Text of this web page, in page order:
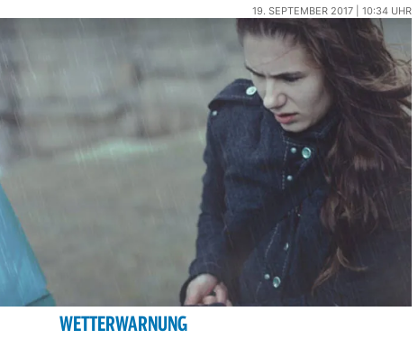
19. SEPTEMBER 2017 | 10:34 UHR
WETTERWARNUNG